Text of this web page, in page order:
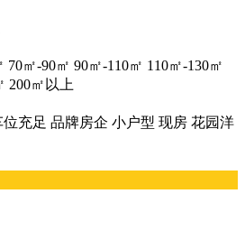
70㎡-90㎡ 90㎡-110㎡ 110㎡-130㎡
200㎡以上
位充足 品牌房企 小户型 现房 花园洋